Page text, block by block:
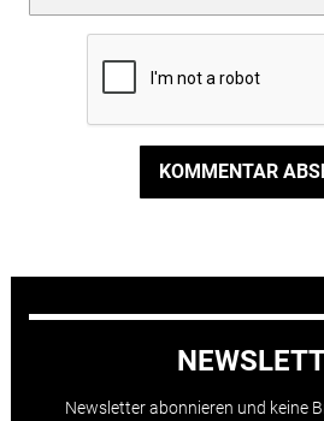
KOMMENTAR
Newsletter abonnieren und keine